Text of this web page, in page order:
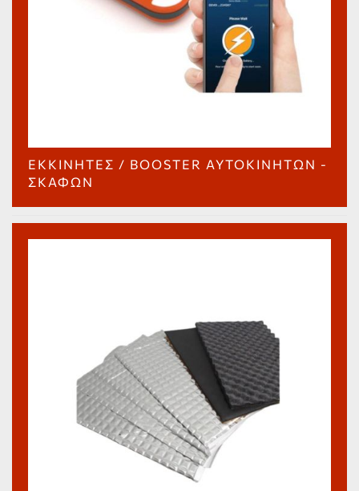
ΕΚΚΙΝΗΤΈΣ / BOOSTER ΑΥΤΟΚΙΝΉΤΩΝ -
ΣΚΑΦΏΝ